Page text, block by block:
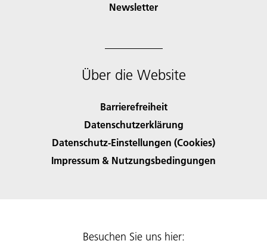
Newsletter
Über die Website
Barrierefreiheit
Datenschutzerklärung
Datenschutz-Einstellungen (Cookies)
Impressum & Nutzungsbedingungen
Besuchen Sie uns hier: